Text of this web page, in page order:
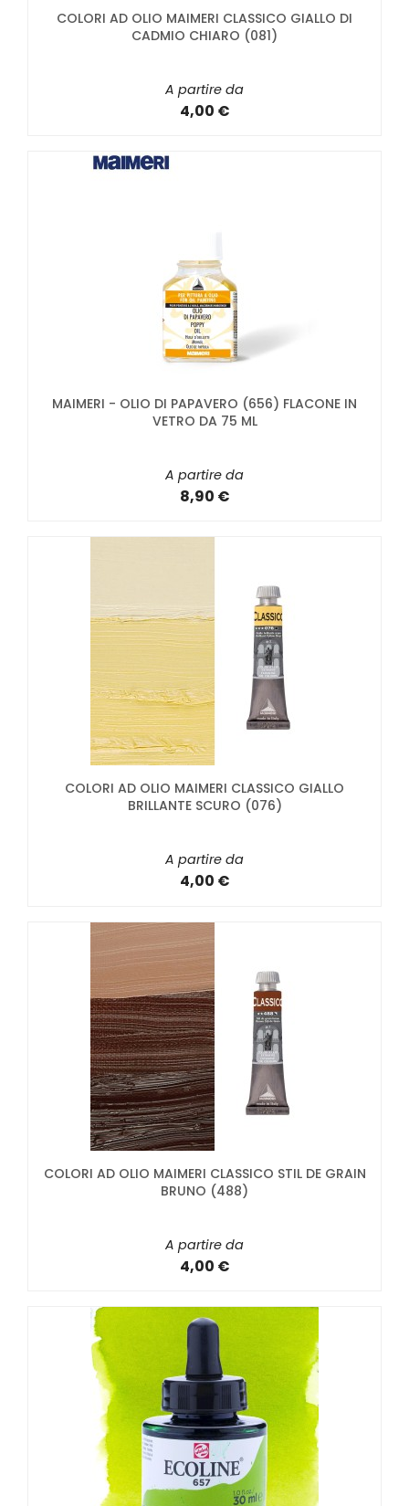
COLORI AD OLIO MAIMERI CLASSICO GIALLO DI
CADMIO CHIARO (081)
A partire da
4,00 €
MAIMERI - OLIO DI PAPAVERO (656) FLACONE IN
VETRO DA 75 ML
A partire da
8,90 €
COLORI AD OLIO MAIMERI CLASSICO GIALLO
BRILLANTE SCURO (076)
A partire da
4,00 €
COLORI AD OLIO MAIMERI CLASSICO STIL DE GRAIN
BRUNO (488)
A partire da
4,00 €